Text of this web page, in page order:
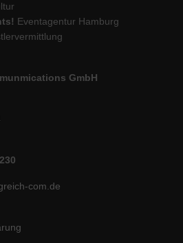
Eventagentur Hamburg
GmbH
com.de